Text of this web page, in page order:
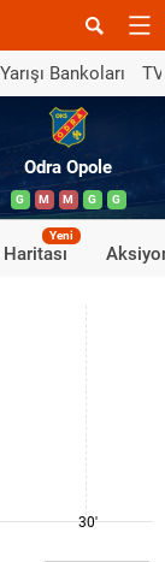
Bankoları
Odra Opole
G M M G G
Haritası
Yeni
30'